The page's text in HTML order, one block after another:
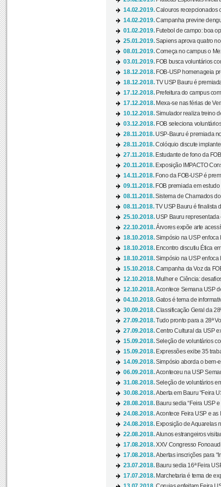
14.02.2019.Calouros recepcionados
14.02.2019.Campanha previne
01.02.2019. Futebol de campo: boa
25.01.2019.Sapiens aprova quatro
08.01.2019.Começa no campus o
03.01.2019. FOB busca voluntários
18.12.2018. FOB-USP homenageia
18.12.2018.TV USP Bauru é
17.12.2018. Prefeitura do campus
17.12.2018. Mexa-se nas férias de
10.12.2018.Simulador realiza treino
03.12.2018. FOB seleciona
28.11.2018. USP-Bauru é premiada
28.11.2018.Colóquio discute
27.11.2018. Estudante de fono da
20.11.2018. Exposição IMPACTO
14.11.2018. Fono da FOB-USP é
09.11.2018. FOB premiada em estudo
08.11.2018.Sistema de Chamados
08.11.2018.TV USP Bauru é finalista
25.10.2018. USP Bauru representada
22.10.2018.Árvores expõe arte
18.10.2018.Simpósio na USP enfoca
18.10.2018. Encontro discutiu Ética
18.10.2018.Simpósio na USP enfoca
15.10.2018.Campanha da Voz da
12.10.2018. Mulher e Ciência:
12.10.2018.Acontece Semana USP
04.10.2018.Gatos é tema de
30.09.2018.Classificação Geral da
27.09.2018.Tudo pronto para a 28ª
27.09.2018.Centro Cultural da USP
15.09.2018.Seleção de voluntários
15.09.2018. Expressões exibe 35
14.09.2018.Simpósio aborda o bem-
06.09.2018.Aconteceu na USP
31.08.2018.Seleção de voluntários
30.08.2018.Aberta em Bauru “Feira
28.08.2018. Bauru sedia “Feira USP
24.08.2018.Acontece Feira USP e as
24.08.2018. Exposição de Aquarelas
22.08.2018.Alunos estrangeiros
17.08.2018.XXV Congresso
17.08.2018.Abertas inscrições para
23.07.2018. Bauru sedia 16ª Feira
17.07.2018. Marchetaria é tema de